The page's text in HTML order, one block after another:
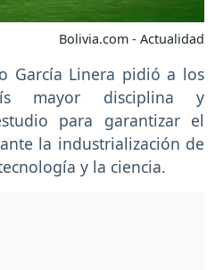
Bolivia.com - Actualidad
García Linera pidió a los
mayor disciplina y
para garantizar el
la industrialización de
y la ciencia.